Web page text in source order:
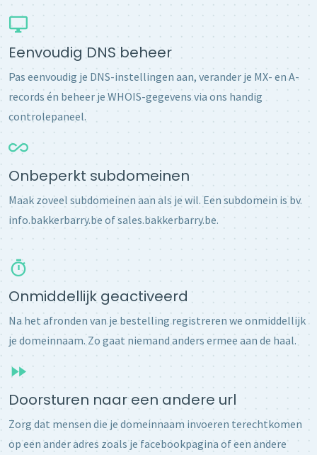
Eenvoudig DNS beheer
Pas eenvoudig je DNS-instellingen aan, verander je MX- en A-
records én beheer je WHOIS-gegevens via ons handig
controlepaneel.
Onbeperkt subdomeinen
Maak zoveel subdomeinen aan als je wil. Een subdomein is bv.
info.bakkerbarry.be of sales.bakkerbarry.be.
Onmiddellijk geactiveerd
Na het afronden van je bestelling registreren we onmiddellijk
je domeinnaam. Zo gaat niemand anders ermee aan de haal.
Doorsturen naar een andere url
Zorg dat mensen die je domeinnaam invoeren terechtkomen
op een ander adres zoals je facebookpagina of een andere